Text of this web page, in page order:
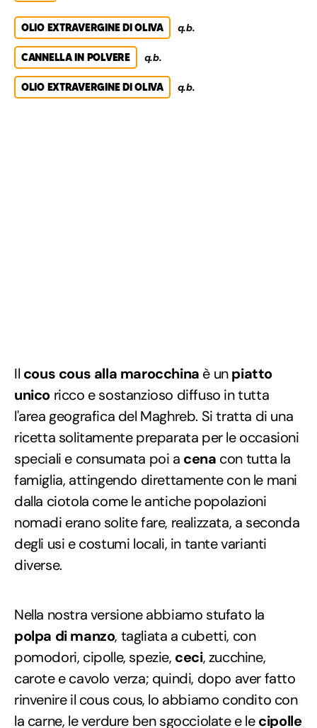
OLIO EXTRAVERGINE DI OLIVA q.b.
CANNELLA IN POLVERE q.b.
OLIO EXTRAVERGINE DI OLIVA q.b.
Il cous cous alla marocchina è unpiatto
unico ricco e sostanzioso diffuso in tutta
l'area geografica del Maghreb. Si tratta di una
ricetta solitamente preparata per le occasioni
speciali e consumata poi a cena con tutta la
famiglia, attingendo direttamente con le mani
dalla ciotola come le antiche popolazioni
nomadi erano solite fare, realizzata, a seconda
degli usi e costumi locali, in tante varianti
diverse.
Nella nostra versione abbiamo stufato la
polpa di manzo, tagliata a cubetti, con
pomodori, cipolle, spezie, ceci, zucchine,
carote e cavolo verza; quindi, dopo aver fatto
rinvenire il cous cous, lo abbiamo condito con
la carne, le verdure ben sgocciolate e lecipolle